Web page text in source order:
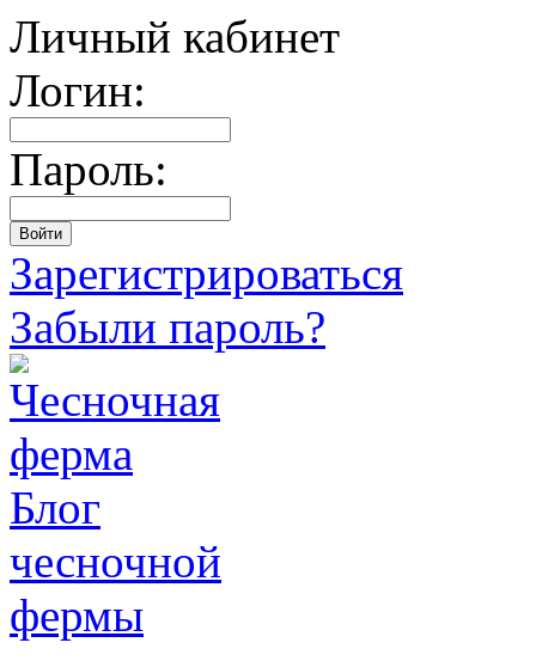
Личный кабинет
Логин:
Пароль:
Зарегистрироваться
Забыли пароль?
Блог
чесночной
фермы